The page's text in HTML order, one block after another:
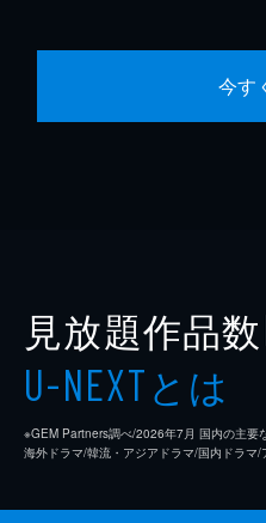
今す
見放題作品数
U-NEXTとは
※GEM Partners調べ/2026年7⽉ 国内の主要
海外ドラマ/韓流・アジアドラマ/国内ドラマ/